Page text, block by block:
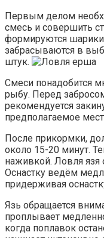
Первым делом
смесь и совершить
формируются
забрасываются в
штук.
Смеси понадобится
рыбу. Перед
рекомендуется
предполагаемое
После прикормки,
около 15-20 минут.
наживкой. Ловля язя
Оснастку ведём
придерживая
Язь обращается
проплывает
когда поплавок